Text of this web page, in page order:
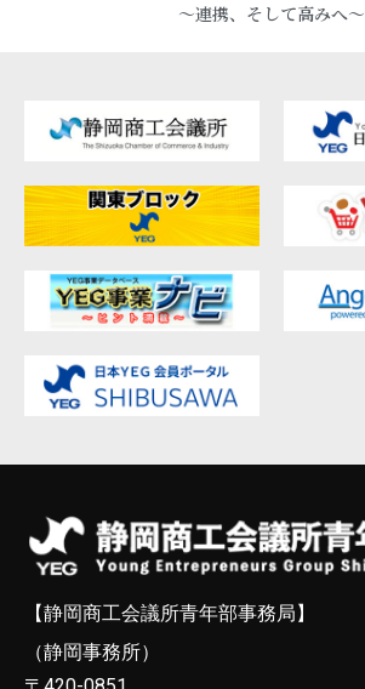
～連携、そして高みへ～
【静岡商工会議所青年部事務局】
（静岡事務所）